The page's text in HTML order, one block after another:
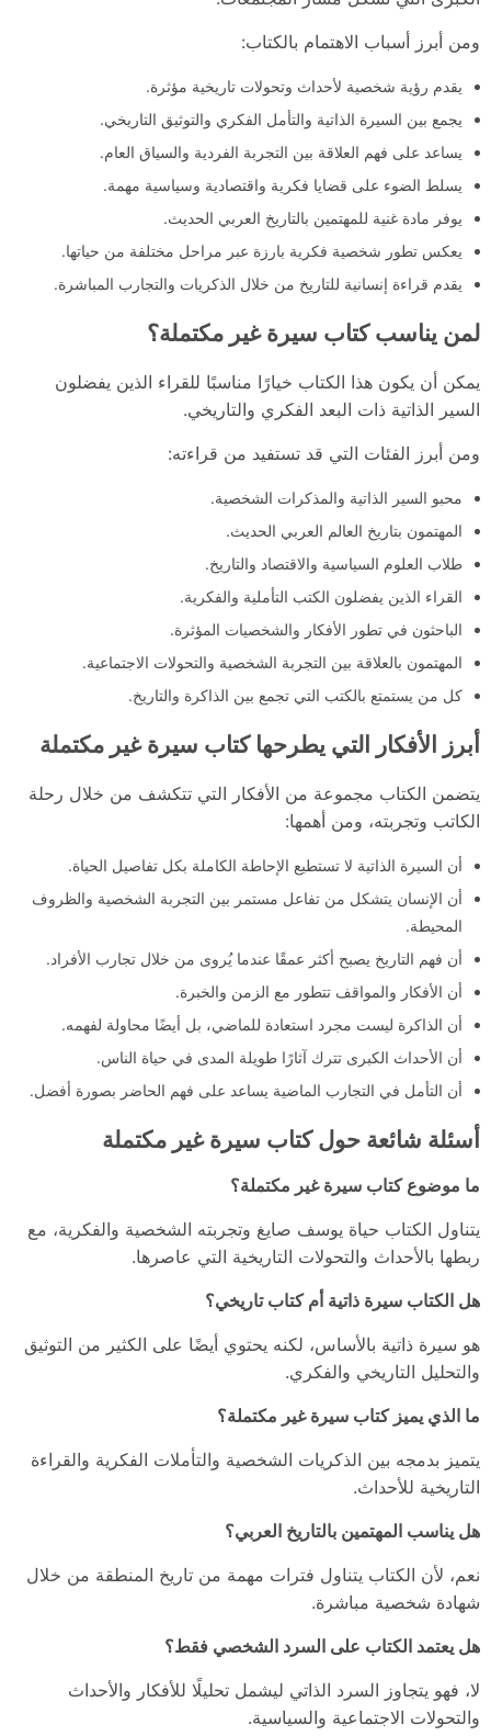
ومن أبرز أسباب الاهتمام بالكتاب:
يقدم رؤية شخصية لأحداث وتحولات تاريخية مؤثرة.
يجمع بين السيرة الذاتية والتأمل الفكري والتوثيق التاريخي.
يساعد على فهم العلاقة بين التجربة الفردية والسياق العام.
يسلط الضوء على قضايا فكرية واقتصادية وسياسية مهمة.
يوفر مادة غنية للمهتمين بالتاريخ العربي الحديث.
يعكس تطور شخصية فكرية بارزة عبر مراحل مختلفة من حياتها.
يقدم قراءة إنسانية للتاريخ من خلال الذكريات والتجارب المباشرة.
لمن يناسب كتاب سيرة غير مكتملة؟
يمكن أن يكون هذا الكتاب خيارًا مناسبًا للقراء الذين يفضلون
السير الذاتية ذات البعد الفكري والتاريخي.
ومن أبرز الفئات التي قد تستفيد من قراءته:
محبو السير الذاتية والمذكرات الشخصية.
المهتمون بتاريخ العالم العربي الحديث.
طلاب العلوم السياسية والاقتصاد والتاريخ.
القراء الذين يفضلون الكتب التأملية والفكرية.
الباحثون في تطور الأفكار والشخصيات المؤثرة.
المهتمون بالعلاقة بين التجربة الشخصية والتحولات الاجتماعية.
كل من يستمتع بالكتب التي تجمع بين الذاكرة والتاريخ.
أبرز الأفكار التي يطرحها كتاب سيرة غير مكتملة
يتضمن الكتاب مجموعة من الأفكار التي تتكشف من خلال رحلة
الكاتب وتجربته، ومن أهمها:
أن السيرة الذاتية لا تستطيع الإحاطة الكاملة بكل تفاصيل الحياة.
أن الإنسان يتشكل من تفاعل مستمر بين التجربة الشخصية والظروف
المحيطة.
أن فهم التاريخ يصبح أكثر عمقًا عندما يُروى من خلال تجارب الأفراد.
أن الأفكار والمواقف تتطور مع الزمن والخبرة.
أن الذاكرة ليست مجرد استعادة للماضي، بل أيضًا محاولة لفهمه.
أن الأحداث الكبرى تترك آثارًا طويلة المدى في حياة الناس.
أن التأمل في التجارب الماضية يساعد على فهم الحاضر بصورة أفضل.
أسئلة شائعة حول كتاب سيرة غير مكتملة
ما موضوع كتاب سيرة غير مكتملة؟
يتناول الكتاب حياة يوسف صايغ وتجربته الشخصية والفكرية، مع
ربطها بالأحداث والتحولات التاريخية التي عاصرها.
هل الكتاب سيرة ذاتية أم كتاب تاريخي؟
هو سيرة ذاتية بالأساس، لكنه يحتوي أيضًا على الكثير من التوثيق
والتحليل التاريخي والفكري.
ما الذي يميز كتاب سيرة غير مكتملة؟
يتميز بدمجه بين الذكريات الشخصية والتأملات الفكرية والقراءة
التاريخية للأحداث.
هل يناسب المهتمين بالتاريخ العربي؟
نعم، لأن الكتاب يتناول فترات مهمة من تاريخ المنطقة من خلال
شهادة شخصية مباشرة.
هل يعتمد الكتاب على السرد الشخصي فقط؟
لا، فهو يتجاوز السرد الذاتي ليشمل تحليلًا للأفكار والأحداث
والتحولات الاجتماعية والسياسية.